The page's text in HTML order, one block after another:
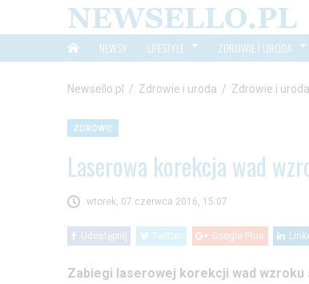
NEWSY LIFESTYLE ZDROWIE I URODA
Newsello.pl / Zdrowie i uroda / Zdrowie i uroda
ZDROWIE
Laserowa korekcja wad
wtorek, 07 czerwca 2016, 15:07
Udostępnij Twitter Google Plus
Zabiegi laserowej korekcji wad